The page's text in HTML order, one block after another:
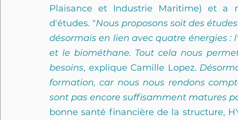
Plaisance et Industrie Maritime) et a
d'études. "Nous proposons soit des
désormais en lien avec quatre énergies
et le biométhane. Tout cela nous
besoins, explique Camille Lopez.
formation, car nous nous rendons
sont pas encore suffisamment matures
bonne santé financière de la structure,